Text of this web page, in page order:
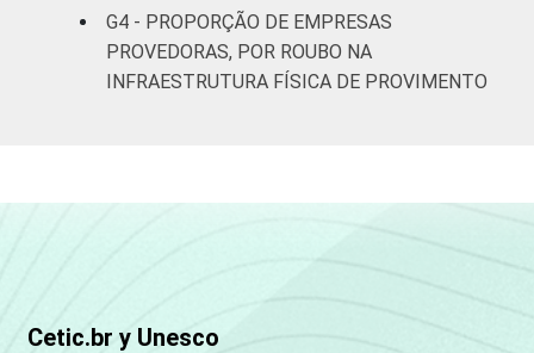
Comunicação Multimídia – SCM (janeiro a
maio/2017).
G4 - PROPORÇÃO DE EMPRESAS
PROVEDORAS, POR ROUBO NA
INFRAESTRUTURA FÍSICA DE PROVIMENTO
Cetic.br y Unesco